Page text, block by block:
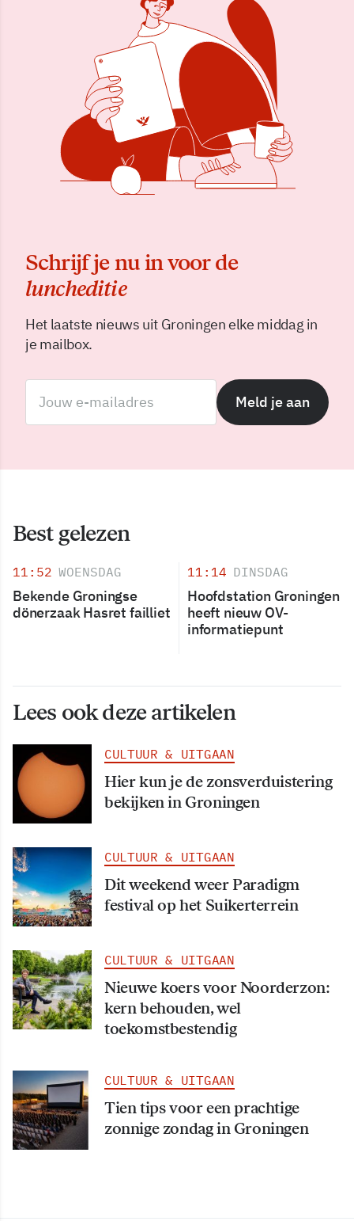
Schrijf je nu in voor de
luncheditie
Het laatste nieuws uit Groningen elke middag in
je mailbox.
Meld je aan
Best gelezen
11:52 WOENSDAG
Bekende Groningse
dönerzaak Hasret failliet
11:14 DINSDAG
Hoofdstation Groningen
heeft nieuw OV-
informatiepunt
Lees ook deze artikelen
CULTUUR & UITGAAN
Hier kun je de zonsverduistering
bekijken in Groningen
CULTUUR & UITGAAN
Dit weekend weer Paradigm
festival op het Suikerterrein
CULTUUR & UITGAAN
Nieuwe koers voor Noorderzon:
kern behouden, wel
toekomstbestendig
CULTUUR & UITGAAN
Tien tips voor een prachtige
zonnige zondag in Groningen